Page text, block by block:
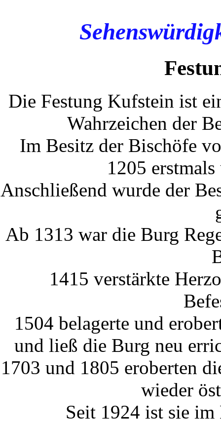
Die Festung Kufstein ist
Wahrzeichen der
Im Besitz der Bischöfe
1205
Anschließend wurde der
Ab 1313 war die Burg
1415 verstärkte
1504 belagerte und
und ließ die Burg neu
1703 und 1805 eroberten
wieder
Seit 1924 ist sie